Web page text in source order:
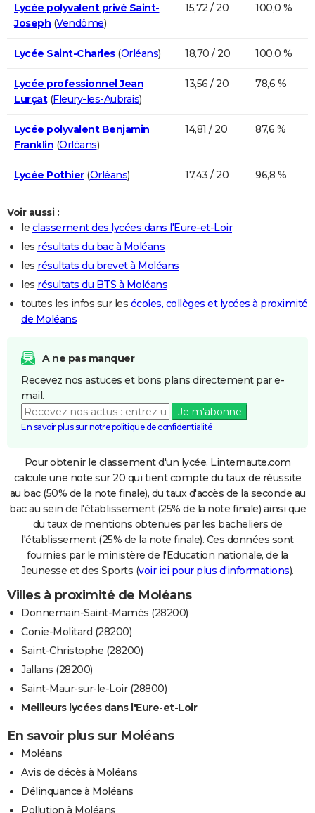
Lycée polyvalent privé Saint-
Joseph (Vendôme)
15,72 / 20 100,0 %
Lycée Saint-Charles(Orléans) 18,70 / 20 100,0 %
Lycée professionnel Jean
Lurçat(Fleury-les-Aubrais)
13,56 / 20 78,6 %
Lycée polyvalent Benjamin
Franklin (Orléans)
14,81 / 20 87,6 %
Lycée Pothier(Orléans) 17,43 / 20 96,8 %
Voir aussi :
le classement des lycées dans l'Eure-et-Loir
les résultats du bac à Moléans
les résultats du brevet à Moléans
les résultats du BTS à Moléans
toutes les infos sur les écoles, collèges et lycées à proximité
de Moléans
A ne pas manquer
Recevez nos astuces et bons plans directement par e-
mail.
Je m'abonne
En savoir plus sur notre politique de confidentialité
Pour obtenir le classement d'un lycée, Linternaute.com
calcule une note sur 20 qui tient compte du taux de réussite
au bac (50% de la note finale), du taux d'accès de la seconde au
bac au sein de l'établissement (25% de la note finale) ainsi que
du taux de mentions obtenues par les bacheliers de
l'établissement (25% de la note finale). Ces données sont
fournies par le ministère de l'Education nationale, de la
Jeunesse et des Sports (voir ici pour plus d'informations).
Villes à proximité de Moléans
Donnemain-Saint-Mamès (28200)
Conie-Molitard (28200)
Saint-Christophe (28200)
Jallans (28200)
Saint-Maur-sur-le-Loir (28800)
Meilleurs lycées dans l'Eure-et-Loir
En savoir plus sur Moléans
Moléans
Avis de décès à Moléans
Délinquance à Moléans
Pollution à Moléans